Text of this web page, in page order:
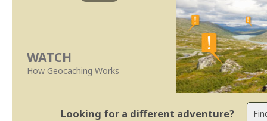
WATCH
How Geocaching Works
Looking for a different adventure?